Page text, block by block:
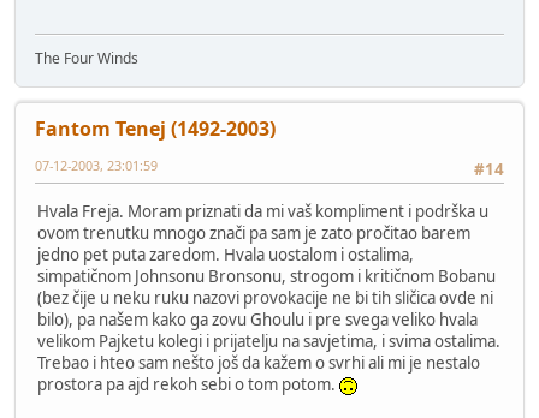
The Four Winds
Fantom Tenej (1492-2003)
#14
07-12-2003, 23:01:59
Hvala Freja. Moram priznati da mi vaš kompliment i podrška u
ovom trenutku mnogo znači pa sam je zato pročitao barem
jedno pet puta zaredom. Hvala uostalom i ostalima,
simpatičnom Johnsonu Bronsonu, strogom i kritičnom Bobanu
(bez čije u neku ruku nazovi provokacije ne bi tih sličica ovde ni
bilo), pa našem kako ga zovu Ghoulu i pre svega veliko hvala
velikom Pajketu kolegi i prijatelju na savjetima, i svima ostalima.
Trebao i hteo sam nešto još da kažem o svrhi ali mi je nestalo
prostora pa ajd rekoh sebi o tom potom.